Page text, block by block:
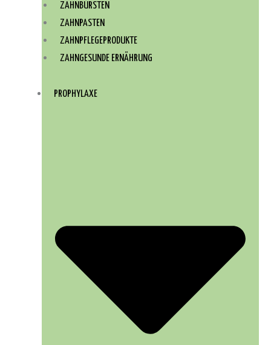
ZAHNBÜRSTEN
ZAHNPASTEN
ZAHNPFLEGEPRODUKTE
ZAHNGESUNDE ERNÄHRUNG
PROPHYLAXE